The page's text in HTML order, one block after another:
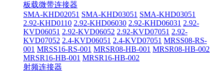
板载微带连接器
SMA-KHD02051 SMA-KHD03051 SMA-KHD03051
2.92-KHD0110 2.92-KHD06030 2.92-KHD06031 2.92-
KVD06051 2.92-KVD06052 2.92-KVD07051 2.92-
KVD07052 2.4-KVD06051 2.4-KVD07051 MRSS08-RS-
001 MRSS16-RS-001 MRSR08-HB-001 MRSR08-HB-002
MRSR16-HB-001 MRSR16-HB-002
射频连接器